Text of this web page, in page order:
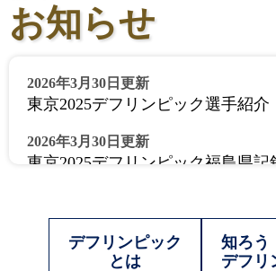
お知らせ
2026年3月30日更新
東京2025デフリンピック選手紹介
2026年3月30日更新
東京2025デフリンピック福島県記
知ろう・学ぼうデフリンピック
2026年3月5日更新
デフリンピック
とは
知ろう
デフリ